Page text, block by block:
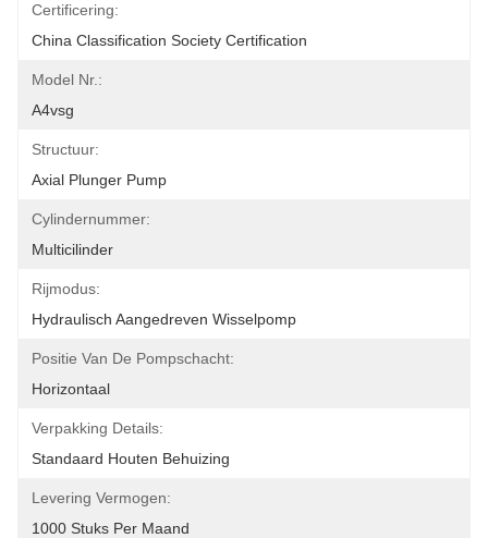
Certificering:
China Classification Society Certification
Model Nr.:
A4vsg
Structuur:
Axial Plunger Pump
Cylindernummer:
Multicilinder
Rijmodus:
Hydraulisch Aangedreven Wisselpomp
Positie Van De Pompschacht:
Horizontaal
Verpakking Details:
Standaard Houten Behuizing
Levering Vermogen:
1000 Stuks Per Maand